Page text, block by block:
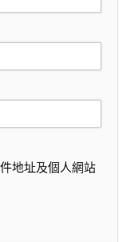
地址及個人網站